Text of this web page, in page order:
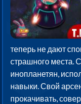
теперь не дают
страшного места.
инопланетян,
навыки. Свой
прокачивать,